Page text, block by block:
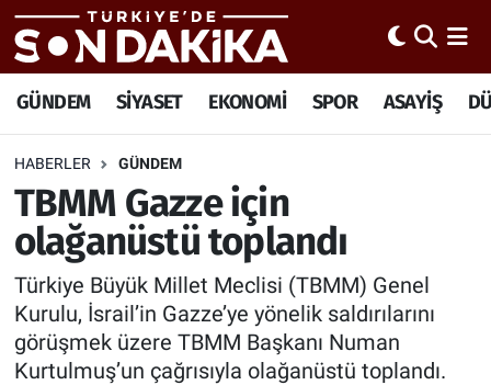
GÜNDEM SİYASET EKONOMİ SPOR ASAYİŞ
HABERLER GÜNDEM
TBMM Gazze için
olağanüstü toplandı
Türkiye Büyük Millet Meclisi (TBMM) Genel
Kurulu, İsrail’in Gazze’ye yönelik saldırılarını
görüşmek üzere TBMM Başkanı Numan
Kurtulmuş’un çağrısıyla olağanüstü toplandı.
Trafik Durumu
Süper Lig Puan Durumu ve Fikstür
Tüm Manşetler
Son Dakika Haberleri
Haber Arşivi